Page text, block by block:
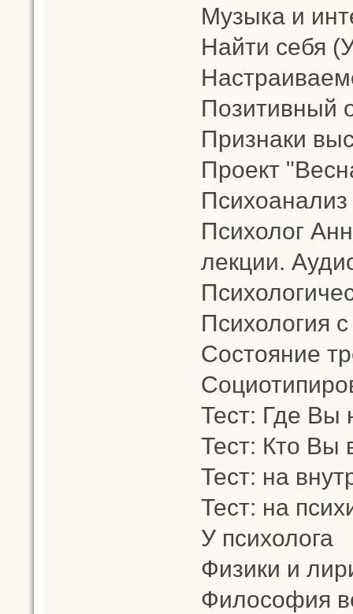
Музыка и
Найти себя
Позитивный
Признаки
Проект
Психоанализ
Психолог
лекции.
Психология
Состояние
Тест: Где Вы
Тест: Кто Вы
Тест: на
Тест: на
У психолога
Физики и
Философия